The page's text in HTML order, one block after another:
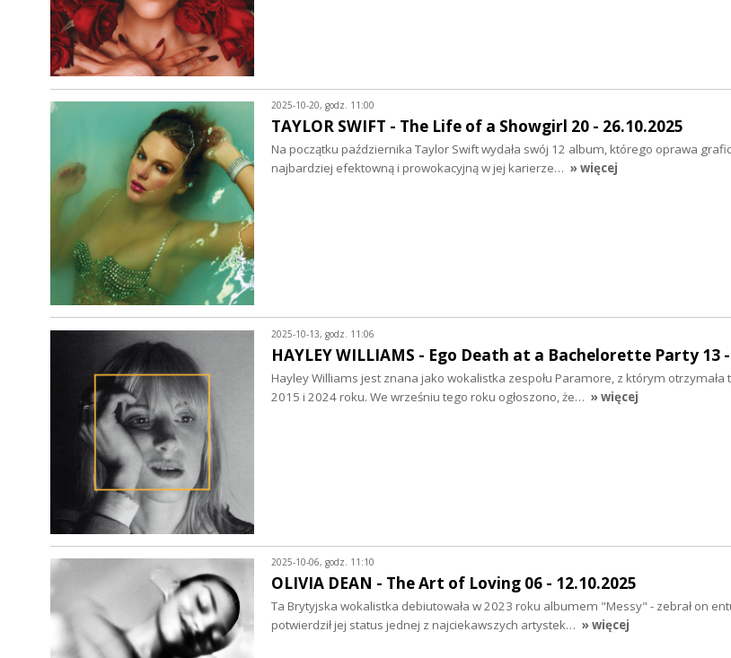
2025-10-20, godz. 11:00
TAYLOR SWIFT - The Life of a Showgirl 20 - 26.10.2025
Na początku października Taylor Swift wydała swój 12 album, którego oprawa
najbardziej efektowną i prowokacyjną w jej karierze… » więcej
2025-10-13, godz. 11:06
HAYLEY WILLIAMS - Ego Death at a Bachelorette Party 13 -
Hayley Williams jest znana jako wokalistka zespołu Paramore, z którym
2015 i 2024 roku. We wrześniu tego roku ogłoszono, że… » więcej
2025-10-06, godz. 11:10
OLIVIA DEAN - The Art of Loving 06 - 12.10.2025
Ta Brytyjska wokalistka debiutowała w 2023 roku albumem "Messy" - zebrał on
potwierdził jej status jednej z najciekawszych artystek… » więcej